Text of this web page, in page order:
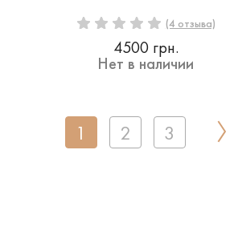
(4 отзыва)
4500 грн.
Нет в наличии
1 2 3